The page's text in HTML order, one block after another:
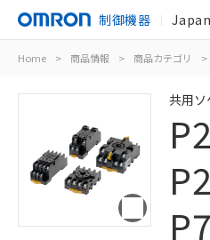
制御機器 Japan
Home > 商品情報 > 商品カテゴリ >
共用ソ